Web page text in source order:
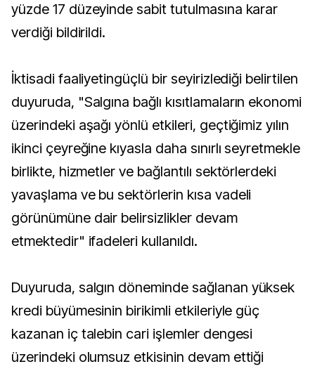
yüzde 17 düzeyinde sabit tutulmasına karar
verdiği bildirildi.
İktisadi faaliyetingüçlü bir seyirizlediği belirtilen
duyuruda, "Salgına bağlı kısıtlamaların ekonomi
üzerindeki aşağı yönlü etkileri, geçtiğimiz yılın
ikinci çeyreğine kıyasla daha sınırlı seyretmekle
birlikte, hizmetler ve bağlantılı sektörlerdeki
yavaşlama ve bu sektörlerin kısa vadeli
görünümüne dair belirsizlikler devam
etmektedir" ifadeleri kullanıldı.
Duyuruda, salgın döneminde sağlanan yüksek
kredi büyümesinin birikimli etkileriyle güç
kazanan iç talebin cari işlemler dengesi
üzerindeki olumsuz etkisinin devam ettiği